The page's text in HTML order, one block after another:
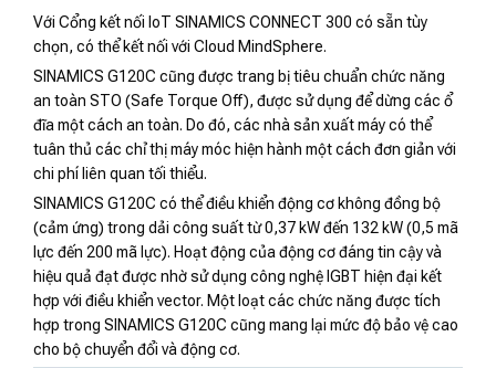
Với Cổng kết nối IoT SINAMICS CONNECT 300 có sẵn tùy
chọn, có thể kết nối với Cloud MindSphere.
SINAMICS G120C cũng được trang bị tiêu chuẩn chức năng
an toàn STO (Safe Torque Off), được sử dụng để dừng các ổ
đĩa một cách an toàn. Do đó, các nhà sản xuất máy có thể
tuân thủ các chỉ thị máy móc hiện hành một cách đơn giản với
chi phí liên quan tối thiểu.
SINAMICS G120C có thể điều khiển động cơ không đồng bộ
(cảm ứng) trong dải công suất từ ​​0,37 kW đến 132 kW (0,5 mã
lực đến 200 mã lực). Hoạt động của động cơ đáng tin cậy và
hiệu quả đạt được nhờ sử dụng công nghệ IGBT hiện đại kết
hợp với điều khiển vector. Một loạt các chức năng được tích
hợp trong SINAMICS G120C cũng mang lại mức độ bảo vệ cao
cho bộ chuyển đổi và động cơ.